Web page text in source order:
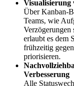
Visualisierung
Über Kanban-
Teams, wie
Verzögerungen
erlaubt es dem
frühzeitig
priorisieren.
Verbesserung
Alle